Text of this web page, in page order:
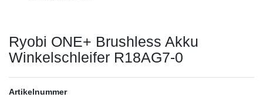
Ryobi ONE+ Brushless Akku
Winkelschleifer R18AG7-0
Artikelnummer